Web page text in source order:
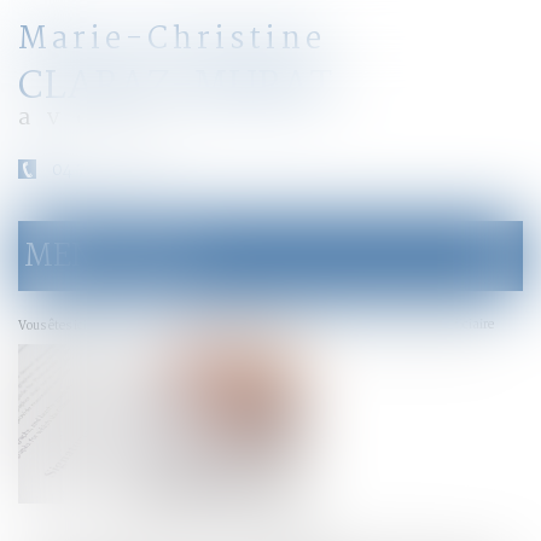
Marie-Christine
CLARAZ-MURAT
avocat
le
menu
MENU
Vous êtes ici : Action en nullité d’une modification de clause bénéficiaire